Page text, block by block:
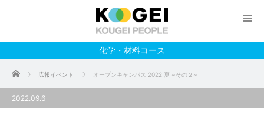
化学・材料コース
ホーム 広報イベント オープンキャンパス 2022 夏 ~その２~
2022.09.6